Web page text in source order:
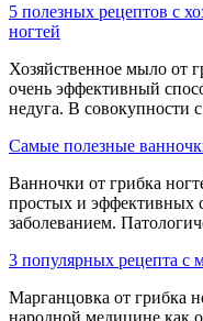
5 полезных рецептов с
ногтей
Хозяйственное мыло от
очень эффективный
недуга. В совокупности
Самые полезные
Ванночки от грибка
простых и эффективных
заболеванием.
3 популярных рецепта с
Марганцовка от грибка
народной медицине как